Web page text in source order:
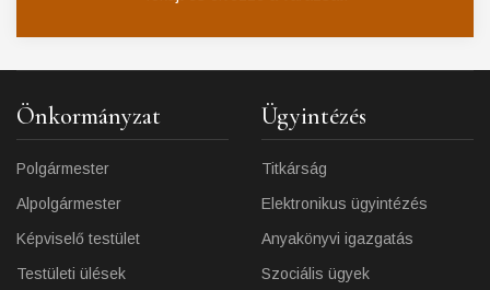
Önkormányzat
Polgármester
Alpolgármester
Képviselő testület
Testületi ülések
Ügyintézés
Titkárság
Elektronikus ügyintézés
Anyakönyvi igazgatás
Szociális ügyek